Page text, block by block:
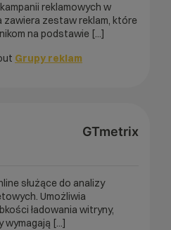
reklamowych w
zawiera zestaw reklam, które
na podstawie [...]
Grupy reklam
GTmetrix
służące do analizy
Umożliwia
ładowania witryny,
[...]